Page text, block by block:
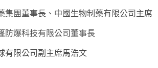
團董事長、中國生物制藥有限公司主席
爆科技有限公司董事長
限公司副主席馬浩文